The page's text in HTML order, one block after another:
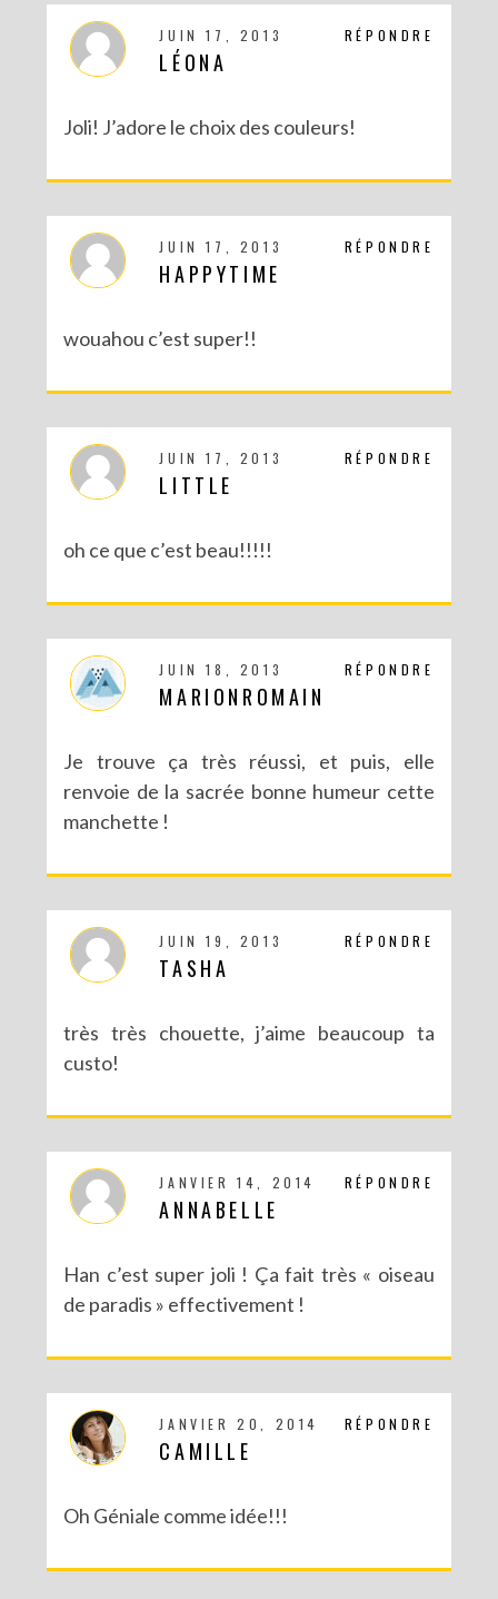
RÉPONDRE
JUIN 17, 2013
LÉONA
Joli! J’adore le choix des couleurs!
RÉPONDRE
JUIN 17, 2013
HAPPYTIME
wouahou c’est super!!
RÉPONDRE
JUIN 17, 2013
LITTLE
oh ce que c’est beau!!!!!
RÉPONDRE
JUIN 18, 2013
MARIONROMAIN
Je trouve ça très réussi, et puis, elle
renvoie de la sacrée bonne humeur cette
manchette !
RÉPONDRE
JUIN 19, 2013
TASHA
très très chouette, j’aime beaucoup ta
custo!
RÉPONDRE
JANVIER 14, 2014
ANNABELLE
Han c’est super joli ! Ça fait très « oiseau
de paradis » effectivement !
RÉPONDRE
JANVIER 20, 2014
CAMILLE
Oh Géniale comme idée!!!